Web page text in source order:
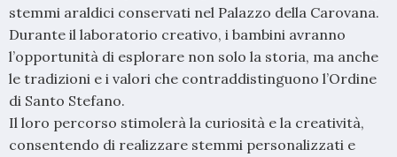
stemmi araldici conservati nel Palazzo della Carovana.
Durante il laboratorio creativo, i bambini avranno
l’opportunità di esplorare non solo la storia, ma anche
le tradizioni e i valori che contraddistinguono l’Ordine
di Santo Stefano.
Il loro percorso stimolerà la curiosità e la creatività,
consentendo di realizzare stemmi personalizzati e